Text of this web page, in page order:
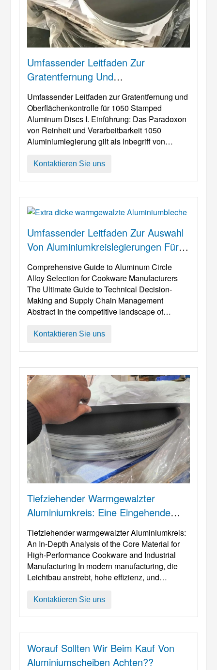
Umfassender Leitfaden Zur
Gratentfernung Und
Oberflächenkontrolle Für 1050
Gestanzte Aluminiumscheiben
Umfassender Leitfaden zur Gratentfernung und
Oberflächenkontrolle für 1050Stamped
Aluminum Discs I. Einführung: Das Paradoxon
von Reinheit und Verarbeitbarkeit 1050
Aluminiumlegierung gilt als Inbegriff von
Aluminiumgehalt von nicht weniger als 99.5%.
Magnesium, Silizium, oder Mangan – verleiht ...
Kontaktieren Sie uns
Umfassender Leitfaden Zur Auswahl
Von Aluminiumkreislegierungen Für
Comprehensive Guide to Aluminum Circle
Alloy Selection for Cookware Manufacturers
The Ultimate Guide to Technical Decision-
Making and Supply Chain Management
Abstract In the competitive landscape of
hat sich von einer einfachen kostenorientierten
beeinflusst, Markenpositionierung, und sogar
die Wettbewerbsfähigkeit des Marktes.
Aluminium ...
Kontaktieren Sie uns
Tiefziehender Warmgewalzter
Aluminiumkreis: Eine Eingehende
Analyse Des Kernmaterials Für
Hochleistungskochgeschirr Und
Industrielle Fertigung
Tiefziehender warmgewalzter Aluminiumkreis:
An In-Depth Analysis of the Core Material for
High-Performance Cookware and Industrial
Manufacturing In modern manufacturing, die
Leichtbau anstrebt, hohe effizienz, und
hat sich zu einer Schlüsseltechnologie für die
aufgrund seiner Effizienz und Präzision. Der
Erfolg dieser p ...
Kontaktieren Sie uns
Worauf Sollten Wir Beim Kauf Von
Aluminiumscheiben Achten??